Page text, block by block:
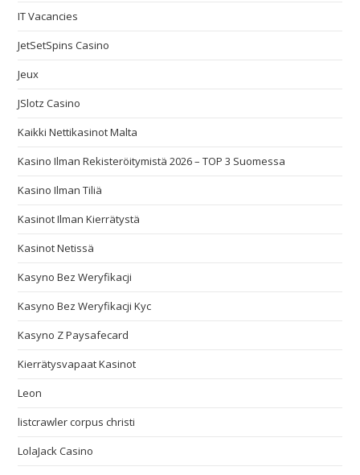
IT Vacancies
JetSetSpins Casino
Jeux
JSlotz Casino
Kaikki Nettikasinot Malta
Kasino Ilman Rekisteröitymistä 2026 – TOP 3 Suomessa
Kasino Ilman Tiliä
Kasinot Ilman Kierrätystä
Kasinot Netissä
Kasyno Bez Weryfikacji
Kasyno Bez Weryfikacji Kyc
Kasyno Z Paysafecard
Kierrätysvapaat Kasinot
Leon
listcrawler corpus christi
LolaJack Casino